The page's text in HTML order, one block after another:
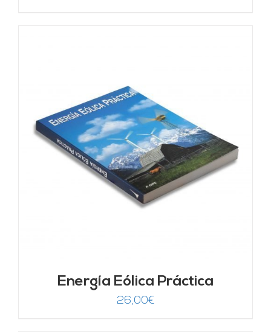
Energía Eólica Práctica
26,00€